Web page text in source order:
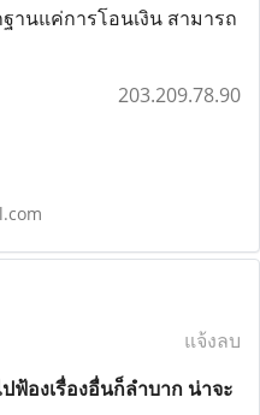
านแค่การโอนเงิน สามารถ
203.209.78.90
แจ้งลบ
ฟ้องเรื่องอื่นก็ลำบาก น่าจะ